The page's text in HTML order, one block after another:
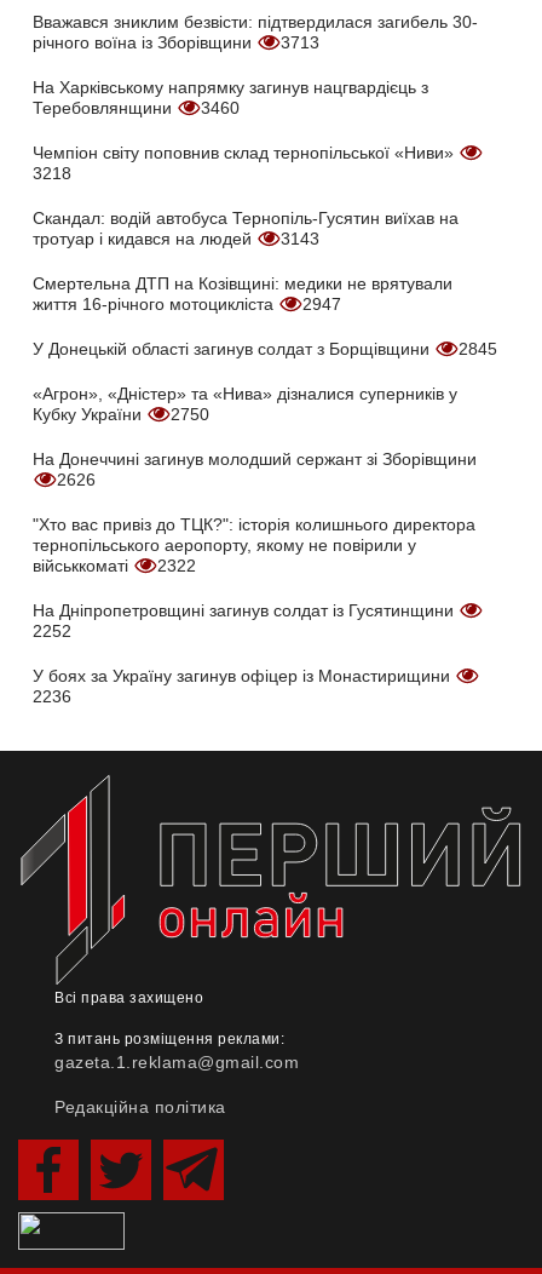
Вважався зниклим безвісти: підтвердилася загибель 30-
річного воїна із Зборівщини
3713
На Харківському напрямку загинув нацгвардієць з
Теребовлянщини
3460
Чемпіон світу поповнив склад тернопільської «Ниви»
3218
Скандал: водій автобуса Тернопіль-Гусятин виїхав на
тротуар і кидався на людей
3143
Смертельна ДТП на Козівщині: медики не врятували
життя 16-річного мотоцикліста
2947
У Донецькій області загинув солдат з Борщівщини 2845
«Агрон», «Дністер» та «Нива» дізналися суперників у
Кубку України
2750
На Донеччині загинув молодший сержант зі Зборівщини
2626
"Хто вас привіз до ТЦК?": історія колишнього директора
тернопільського аеропорту, якому не повірили у
військкоматі
2322
На Дніпропетровщині загинув солдат із Гусятинщини
2252
У боях за Україну загинув офіцер із Монастирищини
2236
Всі права захищено
З питань розміщення реклами:
gazeta.1.reklama@gmail.com
Редакційна політика